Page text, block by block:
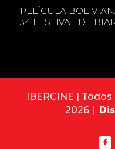
PELÍCULA
34 FESTIVAL DE
IBERCINE |
2026 |